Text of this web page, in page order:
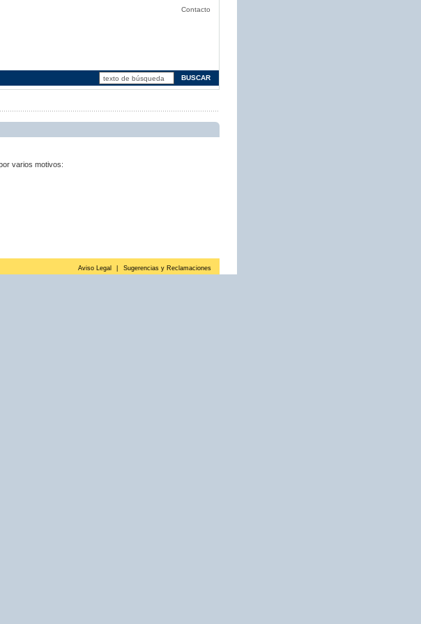
Contacto
varios motivos:
Aviso Legal Sugerencias y Reclamaciones